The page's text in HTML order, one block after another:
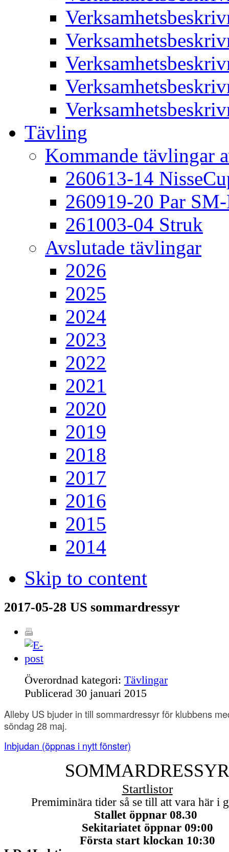
Tävling
Kommande tävlingar
260613-14
260919-20 Par
261003-04 Struk
Avslutade tävlingar
2026
2025
2024
2023
2022
2021
2020
2019
2018
2017
2016
2015
2014
Skip to content
2017-05-28 US sommardressyr
Överordnad kategori: Tävlingar
Publicerad 30 januari 2015
Alleby US bjuder in till sommardressyr för klubbens
söndag 28 maj.
Inbjudan (öppnas i nytt fönster)
SOMMARDRESSYR
Startlistor
Premiminära tider så se till att vara här i
Stallet öppnar 08.30
Sekitariatetöppnar 09:00
Första startklockan 10:30